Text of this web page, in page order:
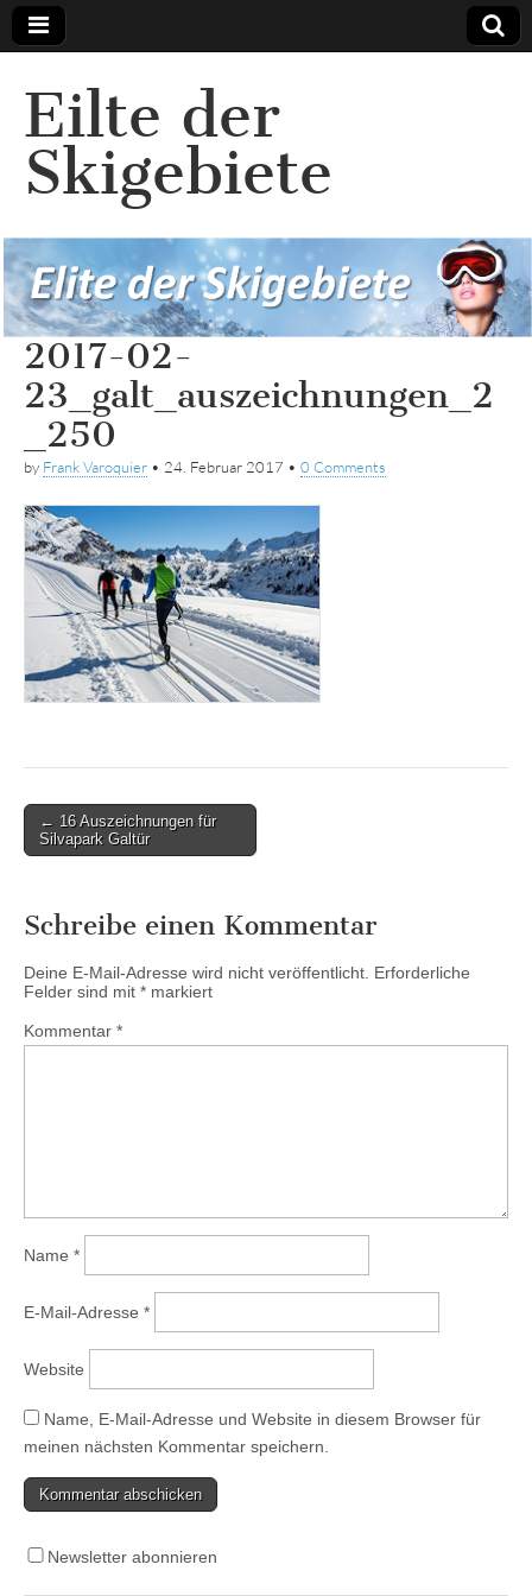
Eilte der
Skigebiete
2017-02-
23_galt_auszeichnungen_2
_250
by Frank Varoquier • 24. Februar 2017 • 0 Comments
Post
navigation
← 16 Auszeichnungen für
Silvapark Galtür
Schreibe einen Kommentar
Deine E-Mail-Adresse wird nicht veröffentlicht. Erforderliche
Felder sind mit * markiert
Kommentar *
Name *
E-Mail-Adresse *
Website
Name, E-Mail-Adresse und Website in diesem Browser für
meinen nächsten Kommentar speichern.
Newsletter abonnieren